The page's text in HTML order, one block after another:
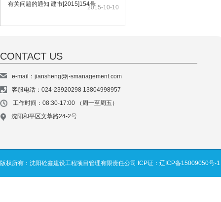
有关问题的通知 建市[2015]154号2015-10-10
CONTACT US
e-mail：jiansheng@j-smanagement.com
客服电话：024-23920298 13804998957
工作时间：08:30-17:00 （周一至周五）
沈阳和平区文萃路24-2号
版权所有：沈阳砼鑫建设工程项目管理有限责任公司 ICP证：辽ICP备15009050号-1